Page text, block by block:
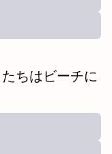
ちはビーチに